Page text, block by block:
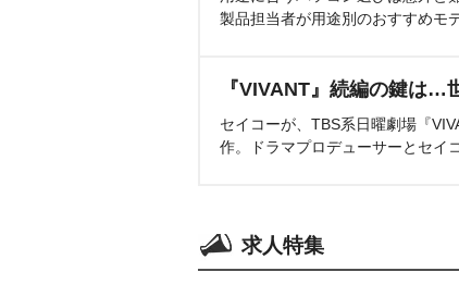
製品担当者が用途別のおすすめモ
『VIVANT』続編の鍵は…
セイコーが、TBS系日曜劇場『
作。ドラマプロデューサーとセイ
求人特集